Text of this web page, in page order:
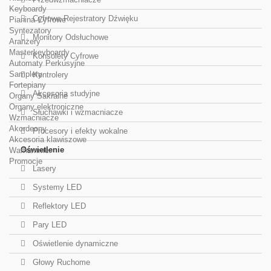
Keyboardy
Pianina Cyfrowe
Syntezatory
Aranżery
Masterkeyboardy
Automaty Perkusyjne
Samplery
Fortepiany
Organy Sakralne
Organy elektroniczne
Wzmacniacze
Akordeony
Akcesoria klawiszowe
Warhammer
Promocje
Cyfrowe Rejestratory Dźwięku
Monitory Odsłuchowe
Konsolety Cyfrowe
Kontrolery
Akcesoria studyjne
Słuchawki i wzmacniacze
Procesory i efekty wokalne
Oświetlenie
Lasery
Systemy LED
Reflektory LED
Pary LED
Oświetlenie dynamiczne
Głowy Ruchome